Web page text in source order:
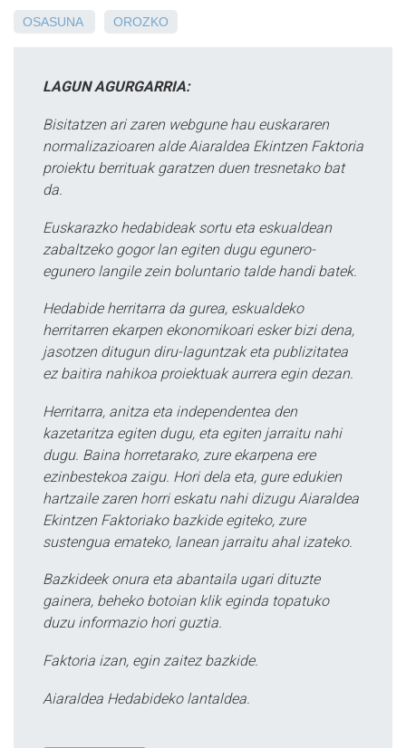
OSASUNA OROZKO
LAGUN AGURGARRIA:
Bisitatzen ari zaren webgune hau euskararen
normalizazioaren alde Aiaraldea Ekintzen Faktoria
proiektu berrituak garatzen duen tresnetako bat
da.
Euskarazko hedabideak sortu eta eskualdean
zabaltzeko gogor lan egiten dugu egunero-
egunero langile zein boluntario talde handi batek.
Hedabide herritarra da gurea, eskualdeko
herritarren ekarpen ekonomikoari esker bizi dena,
jasotzen ditugun diru-laguntzak eta publizitatea
ez baitira nahikoa proiektuak aurrera egin dezan.
Herritarra, anitza eta independentea den
kazetaritza egiten dugu, eta egiten jarraitu nahi
dugu. Baina horretarako, zure ekarpena ere
ezinbestekoa zaigu. Hori dela eta, gure edukien
hartzaile zaren horri eskatu nahi dizugu Aiaraldea
Ekintzen Faktoriako bazkide egiteko, zure
sustengua emateko, lanean jarraitu ahal izateko.
Bazkideek onura eta abantaila ugari dituzte
gainera, beheko botoian klik eginda topatuko
duzu informazio hori guztia.
Faktoria izan, egin zaitez bazkide.
Aiaraldea Hedabideko lantaldea.